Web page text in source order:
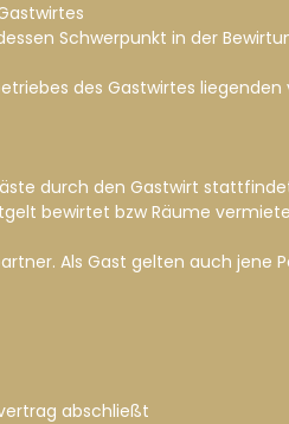
Schwerpunkt in der
des Gastwirtes
durch den Gastwirt
bewirtet bzw Räume
Als Gast gelten auch jene
abschließt